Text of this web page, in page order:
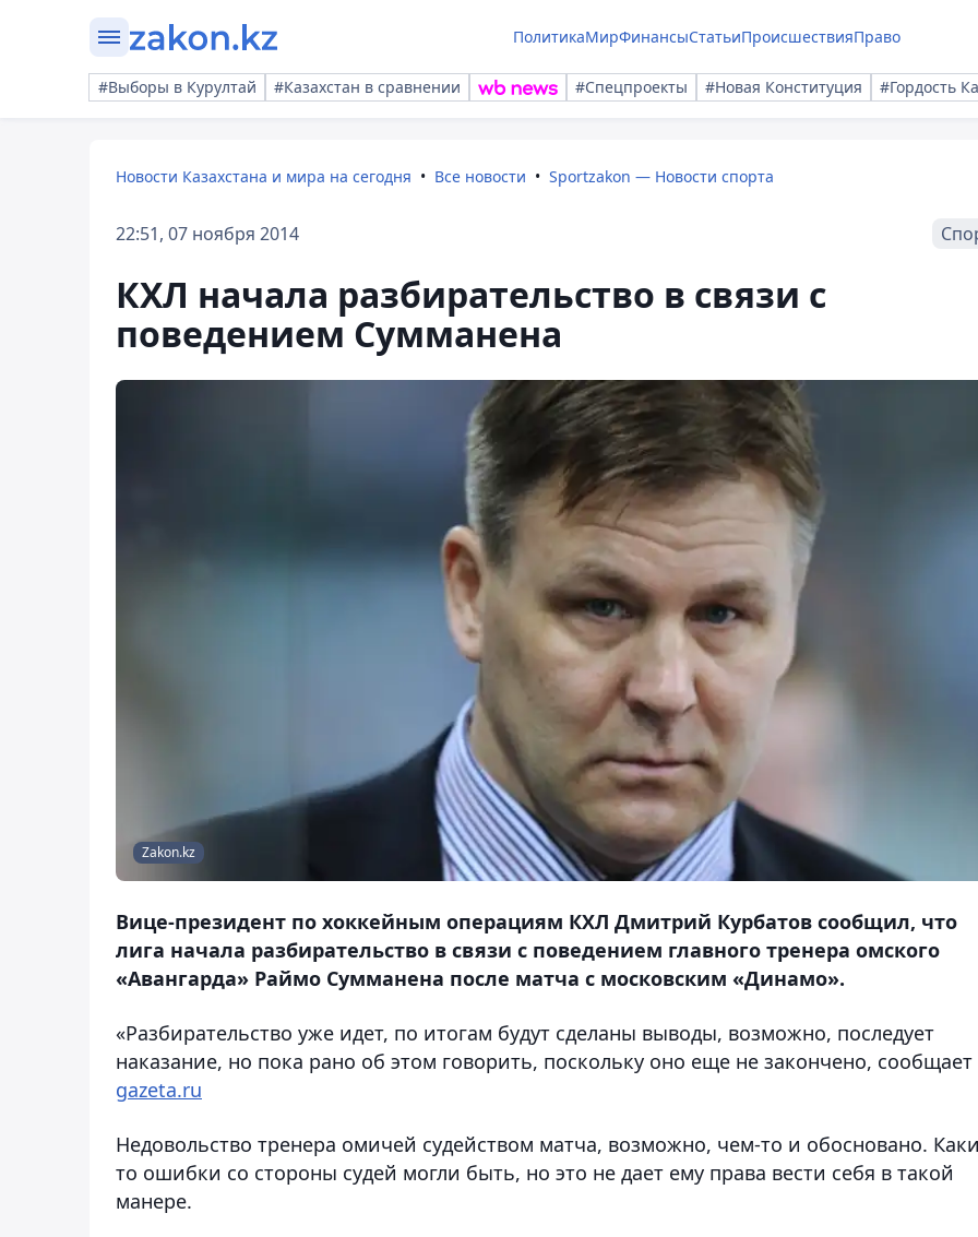
ПолитикаМирФинансыСтатьиПроисшествияПраво
#Выборы в Курултай #Казахстан в сравнении #Спецпроекты #Новая Конституция #Гордость
Новости Казахстана и мира на сегодня Все новости Sportzakon — Новости спорта
22:51, 07 ноября 2014
КХЛ начала разбирательство в связи с
поведением Сумманена
Zakon.kz
Вице-президент по хоккейным операциям КХЛ Дмитрий Курбатов сообщил, что
лига начала разбирательство в связи с поведением главного тренера омского
«Авангарда» Раймо Сумманена после матча с московским «Динамо».
«Разбирательство уже идет, по итогам будут сделаны выводы, возможно, последует
наказание, но пока рано об этом говорить, поскольку оно еще не закончено, сообщает
gazeta.ru
Недовольство тренера омичей судейством матча, возможно, чем-то и обосновано.
то ошибки со стороны судей могли быть, но это не дает ему права вести себя в такой
манере.